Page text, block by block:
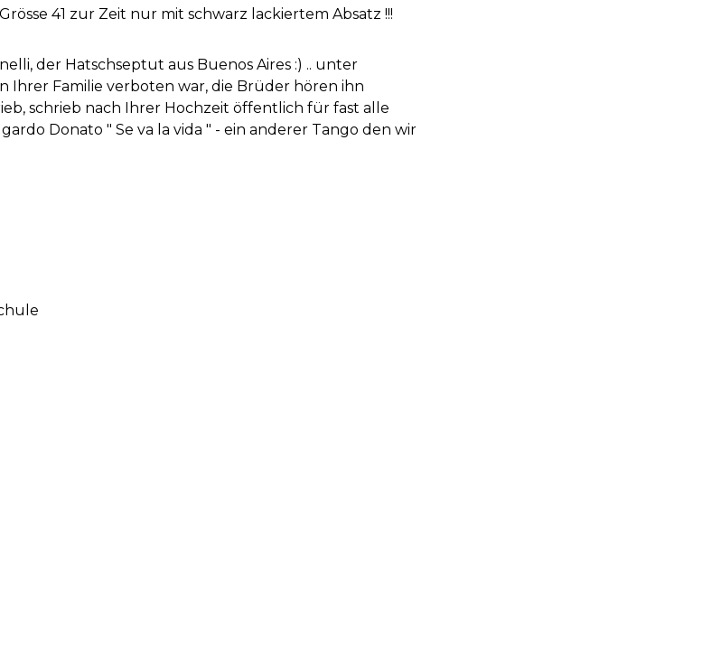
41 zur Zeit nur mit schwarz lackiertem Absatz !!!
der Hatschseptut aus Buenos Aires :) .. unter
Ihrer Familie verboten war, die Brüder hören ihn
schrieb nach Ihrer Hochzeit öffentlich für fast alle
Donato " Se va la vida " - ein anderer Tango den wir